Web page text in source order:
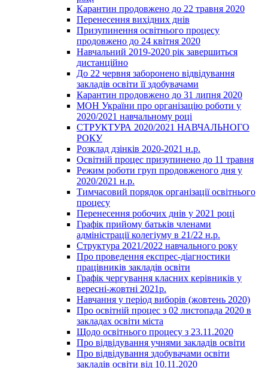
Карантин продовжено до 22 травня 2020
Перенесення вихідних днів
Призупинення освітнього процесу
продовжено до 24 квітня 2020
Навчальний 2019-2020 рік завершиться
дистанційно
До 22 червня заборонено відвідування
закладів освіти її здобувачами
Карантин продовжено до 31 липня 2020
МОН України про організацію роботи у
2020/2021 навчальному році
СТРУКТУРА 2020/2021 НАВЧАЛЬНОГО
РОКУ
Розклад дзінків 2020-2021 н.р.
Освітній процес призупинено до 11 травня
Режим роботи груп продовженого дня у
2020/2021 н.р.
Тимчасовий порядок організації освітнього
процесу
Перенесення робочих днів у 2021 році
Графік прийому батьків членами
адміністрації колегіуму в 21/22 н.р.
Структура 2021/2022 навчального року
Про проведення експрес-діагностики
працівників закладів освіти
Графік чергування класних керівників у
вересні-жовтні 2021р.
Навчання у період виборів (жовтень 2020)
Про освітній процес з 02 листопада 2020 в
закладах освіти міста
Щодо освітнього процесу з 23.11.2020
Про відвідування учнями закладів освіти
Про відвідування здобувачами освіти
закладів освіти від 10.11.2020